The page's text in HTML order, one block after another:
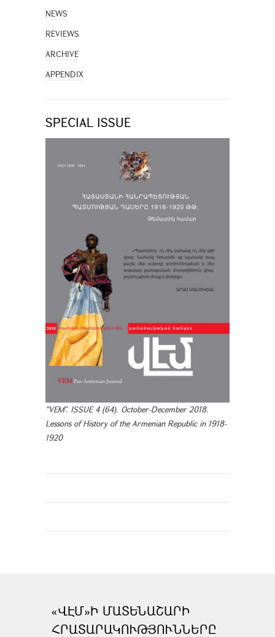
NEWS
REVIEWS
ARCHIVE
APPENDIX
SPECIAL ISSUE
"VEM". ISSUE 4 (64). October-December 2018.
Lessons of History of the Armenian Republic in 1918-
1920
«ՎԷՄ»Ի ՄԱՏԵՆԱՇԱՐԻ
ՀՐԱՏԱՐԱԿՈՒԹՅՈՒՆՆԵՐԸ